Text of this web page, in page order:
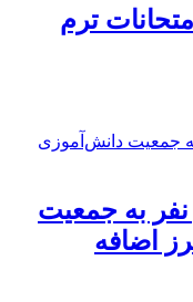
ترم
هزار نفر به جمعیت
اضافه